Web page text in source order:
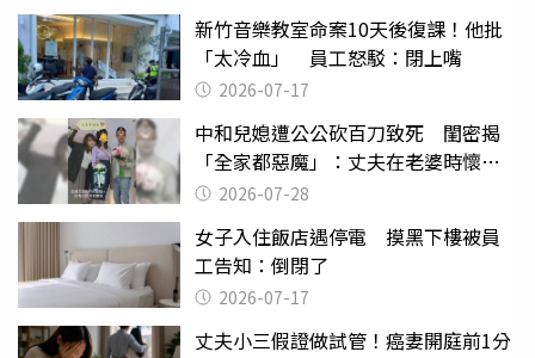
新竹音樂教室命案10天後復課！他批
「太冷血」 員工怒駁：閉上嘴
2026-07-17
中和兒媳遭公公砍百刀致死 閨密揭
「全家都惡魔」：丈夫在老婆時懷孕
摔東西
2026-07-28
女子入住飯店遇停電 摸黑下樓被員
工告知：倒閉了
2026-07-17
丈夫小三假證做試管！癌妻開庭前1分